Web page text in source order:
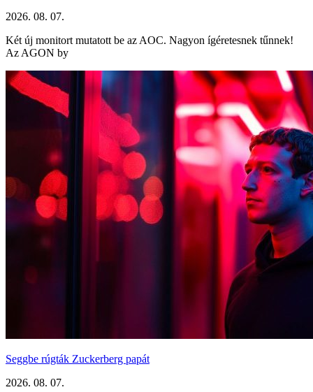
2026. 08. 07.
Két új monitort mutatott be az AOC. Nagyon ígéretesnek tűnnek!
Az AGON by
Seggbe rúgták Zuckerberg papát
2026. 08. 07.